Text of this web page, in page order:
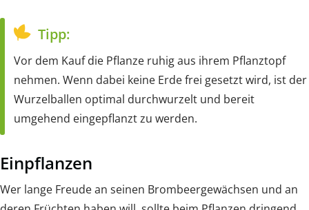
Tipp:
Vor dem Kauf die Pflanze ruhig aus ihrem Pflanztopf
nehmen. Wenn dabei keine Erde frei gesetzt wird, ist der
Wurzelballen optimal durchwurzelt und bereit
umgehend eingepflanzt zu werden.
Einpflanzen
Wer lange Freude an seinen Brombeergewächsen und an